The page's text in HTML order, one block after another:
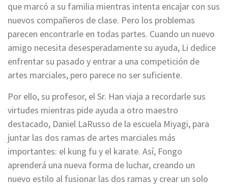
que marcó a su familia mientras intenta encajar con sus
nuevos compañeros de clase. Pero los problemas
parecen encontrarle en todas partes. Cuando un nuevo
amigo necesita desesperadamente su ayuda, Li dedice
enfrentar su pasado y entrar a una competición de
artes marciales, pero parece no ser suficiente.
Por ello, su profesor, el Sr. Han viaja a recordarle sus
virtudes mientras pide ayuda a otro maestro
destacado, Daniel LaRusso de la escuela Miyagi, para
juntar las dos ramas de artes marciales más
importantes: el kung fu y el karate. Así, Fongo
aprenderá una nueva forma de luchar, creando un
nuevo estilo al fusionar las dos ramas y crear un solo